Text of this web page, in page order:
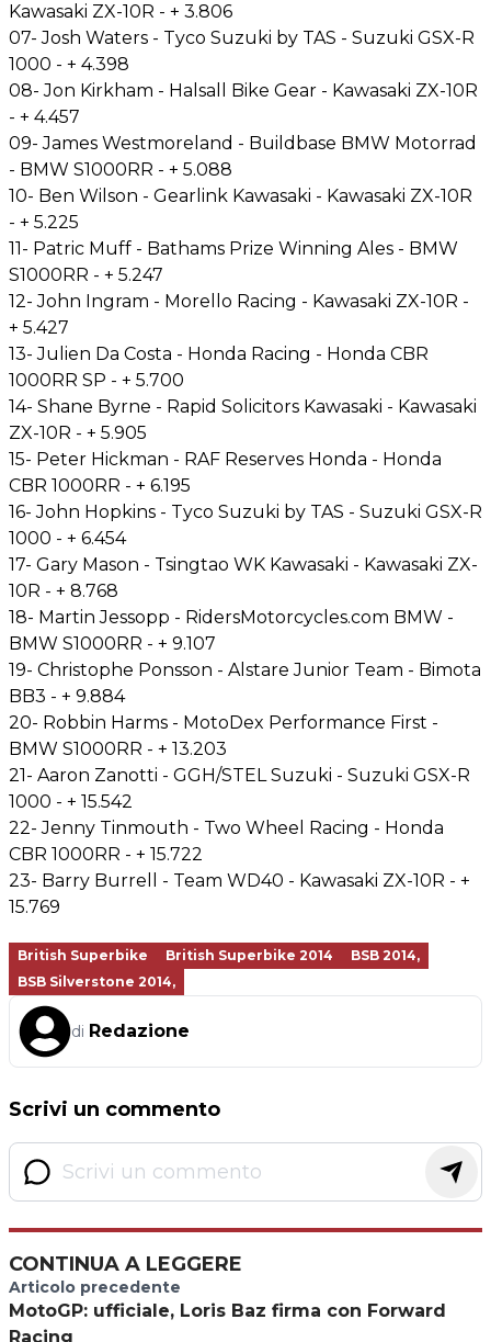
Kawasaki ZX-10R - + 3.806
07- Josh Waters - Tyco Suzuki by TAS - Suzuki GSX-R
1000 - + 4.398
08- Jon Kirkham - Halsall Bike Gear - Kawasaki ZX-10R
- + 4.457
09- James Westmoreland - Buildbase BMW Motorrad
- BMW S1000RR - + 5.088
10- Ben Wilson - Gearlink Kawasaki - Kawasaki ZX-10R
- + 5.225
11- Patric Muff - Bathams Prize Winning Ales - BMW
S1000RR - + 5.247
12- John Ingram - Morello Racing - Kawasaki ZX-10R -
+ 5.427
13- Julien Da Costa - Honda Racing - Honda CBR
1000RR SP - + 5.700
14- Shane Byrne - Rapid Solicitors Kawasaki - Kawasaki
ZX-10R - + 5.905
15- Peter Hickman - RAF Reserves Honda - Honda
CBR 1000RR - + 6.195
16- John Hopkins - Tyco Suzuki by TAS - Suzuki GSX-R
1000 - + 6.454
17- Gary Mason - Tsingtao WK Kawasaki - Kawasaki ZX-
10R - + 8.768
18- Martin Jessopp - RidersMotorcycles.com BMW -
BMW S1000RR - + 9.107
19- Christophe Ponsson - Alstare Junior Team - Bimota
BB3 - + 9.884
20- Robbin Harms - MotoDex Performance First -
BMW S1000RR - + 13.203
21- Aaron Zanotti - GGH/STEL Suzuki - Suzuki GSX-R
1000 - + 15.542
22- Jenny Tinmouth - Two Wheel Racing - Honda
CBR 1000RR - + 15.722
23- Barry Burrell - Team WD40 - Kawasaki ZX-10R - +
15.769
British Superbike British Superbike 2014
BSB 2014,
BSB Silverstone 2014,
di Redazione
Scrivi un commento
CONTINUA A LEGGERE
Articolo precedente
MotoGP: ufficiale, Loris Baz firma con Forward
Racing